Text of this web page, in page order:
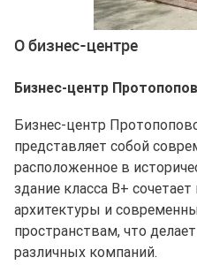
О бизнес-центре
Бизнес-центр
Бизнес-центр
представляет собой
расположенное в
здание класса B+
архитектуры и
пространствам, что
различных компаний.